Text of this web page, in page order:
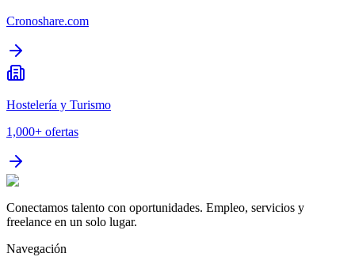
Cronoshare.com
Hostelería y Turismo
1,000+ ofertas
Conectamos talento con oportunidades. Empleo, servicios y
freelance en un solo lugar.
Navegación